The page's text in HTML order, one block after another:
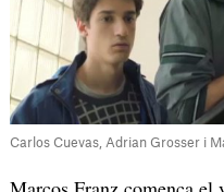
Carlos Cuevas, Adrian Grosser i